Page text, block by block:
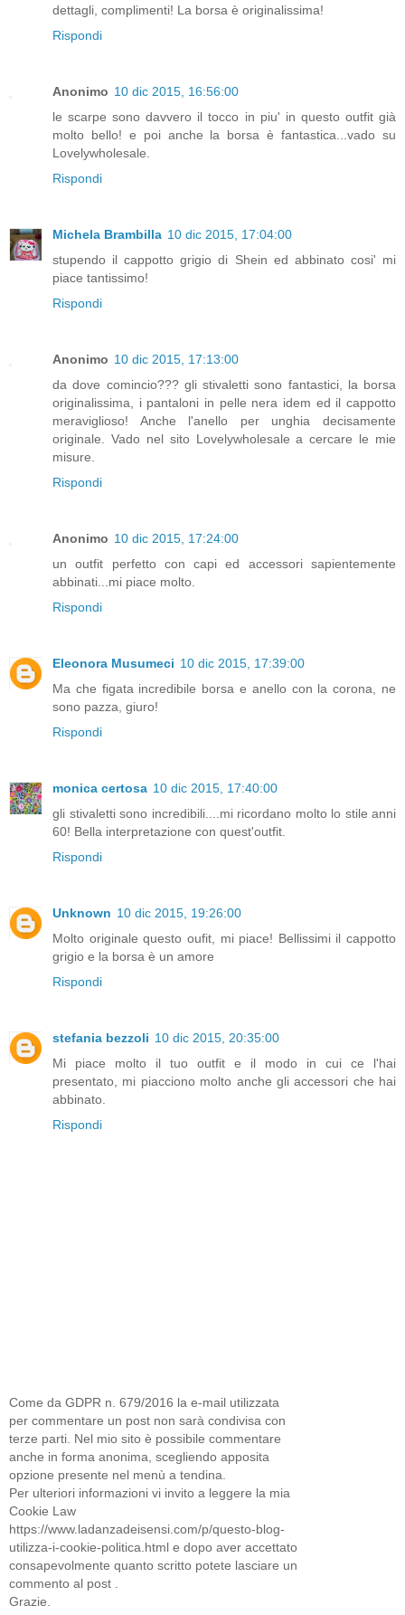
dettagli, complimenti! La borsa è originalissima!
Rispondi
Anonimo 10 dic 2015, 16:56:00
le scarpe sono davvero il tocco in piu' in questo outfit già
molto bello! e poi anche la borsa è fantastica...vado su
Lovelywholesale.
Rispondi
Michela Brambilla 10 dic 2015, 17:04:00
stupendo il cappotto grigio di Shein ed abbinato cosi' mi
piace tantissimo!
Rispondi
Anonimo 10 dic 2015, 17:13:00
da dove comincio??? gli stivaletti sono fantastici, la borsa
originalissima, i pantaloni in pelle nera idem ed il cappotto
meraviglioso! Anche l'anello per unghia decisamente
originale. Vado nel sito Lovelywholesale a cercare le mie
misure.
Rispondi
Anonimo 10 dic 2015, 17:24:00
un outfit perfetto con capi ed accessori sapientemente
abbinati...mi piace molto.
Rispondi
Eleonora Musumeci 10 dic 2015, 17:39:00
Ma che figata incredibile borsa e anello con la corona, ne
sono pazza, giuro!
Rispondi
monica certosa 10 dic 2015, 17:40:00
gli stivaletti sono incredibili....mi ricordano molto lo stile anni
60! Bella interpretazione con quest'outfit.
Rispondi
Unknown 10 dic 2015, 19:26:00
Molto originale questo oufit, mi piace! Bellissimi il cappotto
grigio e la borsa è un amore
Rispondi
stefania bezzoli 10 dic 2015, 20:35:00
Mi piace molto il tuo outfit e il modo in cui ce l'hai
presentato, mi piacciono molto anche gli accessori che hai
abbinato.
Rispondi
Come da GDPR n. 679/2016 la e-mail utilizzata
per commentare un post non sarà condivisa con
terze parti. Nel mio sito è possibile commentare
anche in forma anonima, scegliendo apposita
opzione presente nel menù a tendina.
Per ulteriori informazioni vi invito a leggere la mia
Cookie Law
https://www.ladanzadeisensi.com/p/questo-blog-
utilizza-i-cookie-politica.html e dopo aver accettato
consapevolmente quanto scritto potete lasciare un
commento al post .
Grazie.